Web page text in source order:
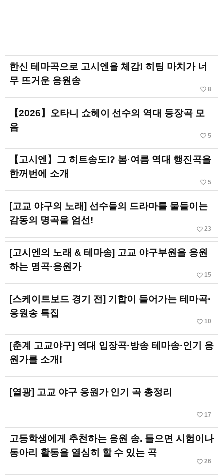
한신 테마곡으로 고시엔을 체감! 히팅 마치가 너
무 뜨거운 응원송
favorite_border 8
【2026】오타니 쇼헤이 선수의 역대 등장곡 모
음
favorite_border 5
【고시엔】그 히트송도!? 봄·여름 역대 행진곡을
한꺼번에 소개
favorite_border 5
[고교 야구의 노래] 선수들의 드라마를 물들이는
감동의 명곡을 엄선!
favorite_border 23
[고시엔의 노래 & 테마송] 고교 야구부원을 응원
하는 명곡·응원가
favorite_border 15
[스케이트보드 경기 전] 기합이 들어가는 테마곡·
응원송 특집
favorite_border 10
[춘계 고교야구] 역대 입장곡·방송 테마송·인기 응
원가를 소개!
[열광] 고교 야구 응원가 인기 곡 총정리
favorite_border 17
고등학생에게 추천하는 응원 송. 들으면 시험이나
동아리 활동을 열심히 할 수 있는 곡
favorite_border 26